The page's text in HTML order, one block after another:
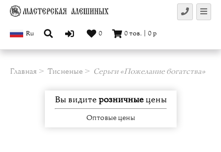
Ru 0 0тов. 0р
Главная Тисненые Серьги «Пожелание богатства»
Вы видитерозничныецены
Оптовые цены